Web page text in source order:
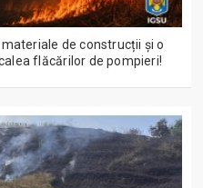
de construcții și o
flăcărilor de pompieri!